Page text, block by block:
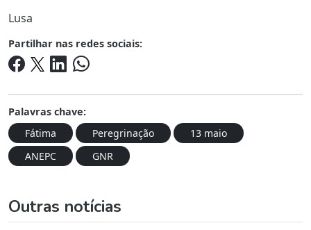
Lusa
Partilhar nas redes sociais:
Palavras chave:
Fátima
Peregrinação
13 maio
ANEPC
GNR
Outras notícias